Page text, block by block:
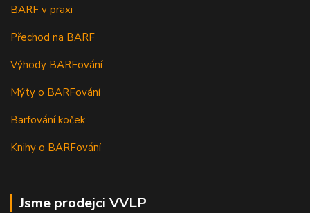
BARF v praxi
Přechod na BARF
Výhody BARFování
Mýty o BARFování
Barfování koček
Knihy o BARFování
Jsme prodejci VVLP